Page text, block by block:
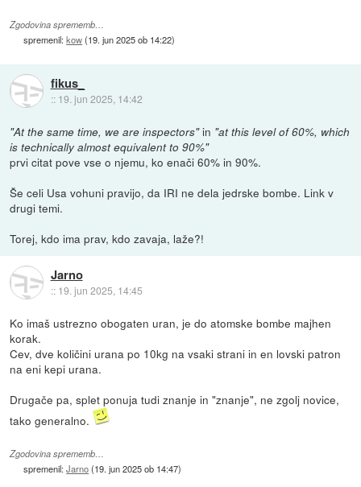
Zgodovina sprememb…
spremenil:kow(19. jun 2025 ob 14:22)
fikus_
:: 19. jun 2025, 14:42
"At the same time, we are inspectors"in "at this level of 60%, which
is technically almost equivalent to 90%"
prvi citat pove vse o njemu, ko enači 60% in 90%.
Še celi Usa vohuni pravijo, da IRI ne dela jedrske bombe. Link v
drugi temi.
Torej, kdo ima prav, kdo zavaja, laže?!
Jarno
:: 19. jun 2025, 14:45
Ko imaš ustrezno obogaten uran, je do atomske bombe majhen
korak.
Cev, dve količini urana po 10kg na vsaki strani in en lovski patron
na eni kepi urana.
Drugače pa, splet ponuja tudi znanje in "znanje", ne zgolj novice,
tako generalno.
Zgodovina sprememb…
spremenil:Jarno(19. jun 2025 ob 14:47)